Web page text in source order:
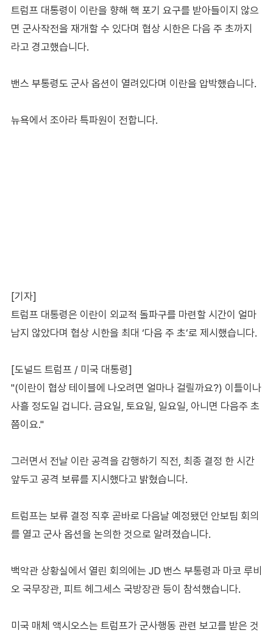
트럼프 대통령이 이란을 향해 핵 포기 요구를 받아들이지 않으
면 군사작전을 재개할 수 있다며 협상 시한은 다음 주 초까지
라고 경고했습니다.
밴스 부통령도 군사 옵션이 열려있다며 이란을 압박했습니다.
뉴욕에서 조아라 특파원이 전합니다.
[기자]
트럼프 대통령은 이란이 외교적 돌파구를 마련할 시간이 얼마
남지 않았다며 협상 시한을 최대 ‘다음 주 초’로 제시했습니다.
[도널드 트럼프 / 미국 대통령]
"(이란이 협상 테이블에 나오려면 얼마나 걸릴까요?) 이틀이나
사흘 정도일 겁니다. 금요일, 토요일, 일요일, 아니면 다음주 초
쯤이요."
그러면서 전날 이란 공격을 감행하기 직전, 최종 결정 한 시간
앞두고 공격 보류를 지시했다고 밝혔습니다.
트럼프는 보류 결정 직후 곧바로 다음날 예정됐던 안보팀 회의
를 열고 군사 옵션을 논의한 것으로 알려졌습니다.
백악관 상황실에서 열린 회의에는 JD 밴스 부통령과 마코 루비
오 국무장관, 피트 헤그세스 국방장관 등이 참석했습니다.
미국 매체 액시오스는 트럼프가 군사행동 관련 보고를 받은 것